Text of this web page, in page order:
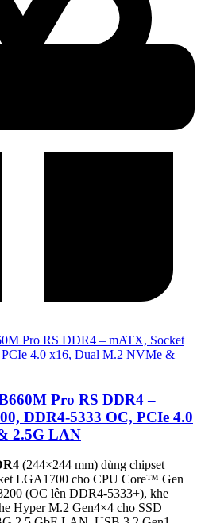
Pro RS DDR4 –
DDR4-5333 OC, PCIe 4.0
2.5G LAN
(244×244 mm) dùng chipset
LGA1700 cho CPU Core™ Gen
(OC lên DDR4-5333+), khe
Hyper M.2 Gen4×4 cho SSD